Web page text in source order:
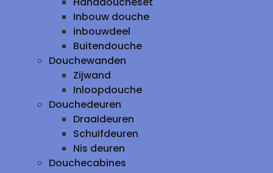
Inbouw douche
inbouwdeel
Buitendouche
Douchewanden
Zijwand
Inloopdouche
Douchedeuren
Draaideuren
Schuifdeuren
Nis deuren
Douchecabines